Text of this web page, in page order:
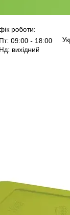
роботи:
09:00 - 18:00
вихідний